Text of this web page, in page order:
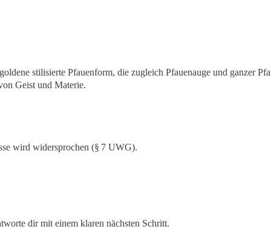
wird widersprochen (§ 7 UWG).
dir mit einem klaren nächsten Schritt.